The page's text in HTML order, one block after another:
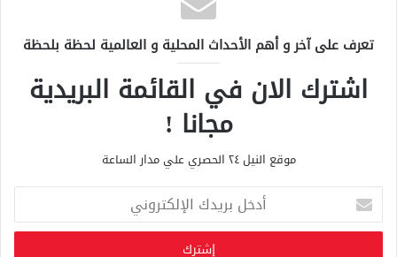
تعرف على آخر و أهم الأحداث المحلية و العالمية لحظة بلحظة
اشترك الان في القائمة البريدية
مجانا !
موقع النيل ٢٤ الحصري علي مدار الساعة
خ